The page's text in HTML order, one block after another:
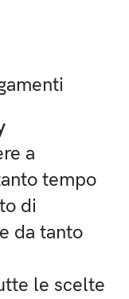
a
tempo
di
da tanto
le scelte